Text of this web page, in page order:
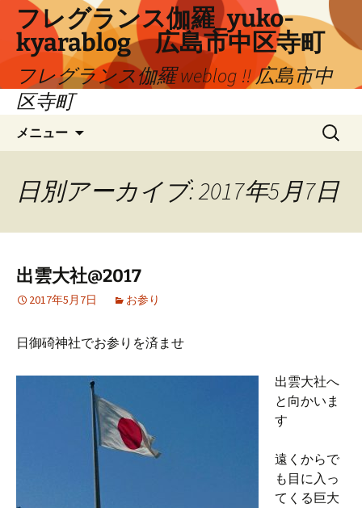
ツ
フレグランス伽羅_yuko-
kyarablog 広島市中区寺町
フレグランス伽羅 weblog !! 広島市中
区寺町
メニュー
検
索:
日別アーカイブ: 2017年5月7日
出雲大社@2017
2017年5月7日 お参り
日御碕神社でお参りを済ませ
出雲大社へ
と向かいま
す
遠くからで
も目に入っ
てくる巨大